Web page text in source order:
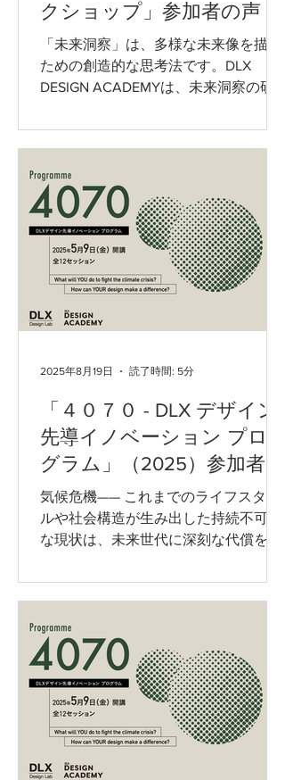
クショップ」参加者の声
「未来洞察」は、多様な未来像を描く
ための創造的な思考法です。DLX
DESIGN ACADEMYは、未来洞察の研
橋大学大学院経営管理研究科 教授、
データ・デザイン研究センター長）を
お迎えして、未来洞察ワークショップ
を行いました。 従来の発想法は、統計
や実績データをもとに、過去や現在の
延長線上に未来を描く「ライナー（直
線的）な思考」が中心であるのに対
し、未来洞察は、偶然に見える兆しや
の発想にとらわれない未来を構想する
は、エネルギーインフラと生活をテー
のエネルギーインフラが大きな転換点
を迎えている今、現状を背景に、電力
を「つくる」「届ける」「使い継ぐ」
などの視点から、社会の未来像の構想
に挑みました。 ＊ ＊ ＊ 2日間にわ
たる「エネルギーインフラと生活者の
未来 - 未来洞察ワークショップ」に参
の鷲田祐一先生の著書『デザイン経
営』を読み、「未来洞察」に関する内
容に興味を持ったことで
「４０７０ - DLX デザイン
先導イノベーション プロ
グラム」（2025）参加者の
声（3）
気候危機—— これまでのライフスタイ
ルや社会構造が生み出した持続不可能
な現状は、未来世代に深刻な代償をも
こうした状況に対し、デザインという
手段を用いて立ち向かおうとする先駆
的な試み—— それが「プログラム４０
７０」でした。...
2025年8月19日 読了時間: 5分